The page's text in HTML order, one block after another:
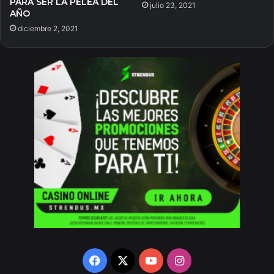
AÑO
diciembre 2, 2021
julio 23, 2021
Facebook
X YouTubeInstagram